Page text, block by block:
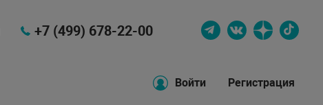
+7 (499) 678-22-00
Войти Регистрация